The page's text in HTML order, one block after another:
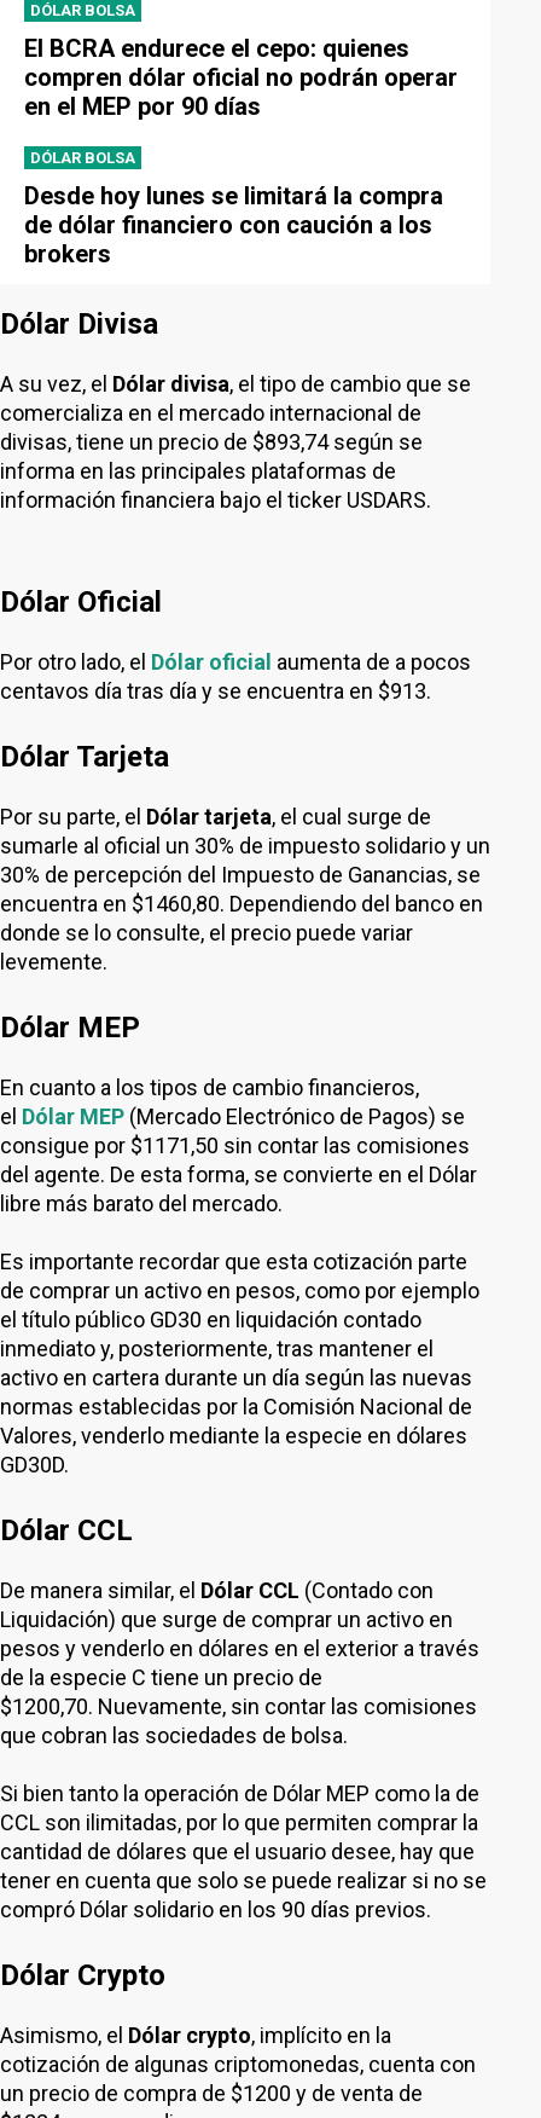
DÓLAR BOLSA
El BCRA endurece el cepo: quienes
compren dólar oficial no podrán operar
en el MEP por 90 días
DÓLAR BOLSA
Desde hoy lunes se limitará la compra
de dólar financiero con caución a los
brokers
Dólar Divisa
A su vez, el Dólar divisa, el tipo de cambio que se
comercializa en el mercado internacional de
divisas, tiene un precio de $893,74 según se
informa en las principales plataformas de
información financiera bajo el ticker USDARS.
Dólar Oficial
Por otro lado, el Dólar oficial aumenta de a pocos
centavos día tras día y se encuentra en $913.
Dólar Tarjeta
Por su parte, el Dólar tarjeta, el cual surge de
sumarle al oficial un 30% de impuesto solidario y un
30% de percepción del Impuesto de Ganancias, se
encuentra en $1460,80. Dependiendo del banco en
donde se lo consulte, el precio puede variar
levemente.
Dólar MEP
En cuanto a los tipos de cambio financieros,
el Dólar MEP (Mercado Electrónico de Pagos) se
consigue por $1171,50 sin contar las comisiones
del agente. De esta forma, se convierte en el Dólar
libre más barato del mercado.
Es importante recordar que esta cotización parte
de comprar un activo en pesos, como por ejemplo
el título público GD30 en liquidación contado
inmediato y, posteriormente, tras mantener el
activo en cartera durante un día según las nuevas
normas establecidas por la Comisión Nacional de
Valores, venderlo mediante la especie en dólares
GD30D.
Dólar CCL
De manera similar, el Dólar CCL (Contado con
Liquidación) que surge de comprar un activo en
pesos y venderlo en dólares en el exterior a través
de la especie C tiene un precio de
$1200,70. Nuevamente, sin contar las comisiones
que cobran las sociedades de bolsa.
Si bien tanto la operación de Dólar MEP como la de
CCL son ilimitadas, por lo que permiten comprar la
cantidad de dólares que el usuario desee, hay que
tener en cuenta que solo se puede realizar si no se
compró Dólar solidario en los 90 días previos.
Dólar Crypto
Asimismo, el Dólar crypto, implícito en la
cotización de algunas criptomonedas, cuenta con
un precio de compra de $1200 y de venta de